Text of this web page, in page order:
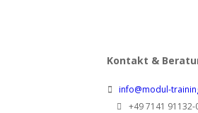
Kontakt &
info@modul-
+49 7141 91132-